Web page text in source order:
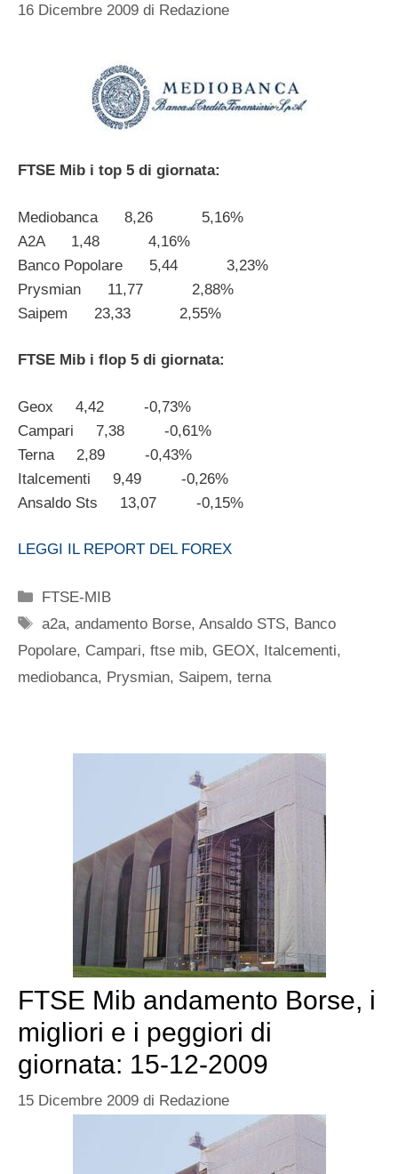
16 Dicembre 2009 di Redazione
FTSE Mib i top 5 di giornata:
Mediobanca 8,26 5,16%
A2A 1,48 4,16%
Banco Popolare 5,44 3,23%
Prysmian 11,77 2,88%
Saipem 23,33 2,55%
FTSE Mib i flop 5 di giornata:
Geox 4,42 -0,73%
Campari 7,38 -0,61%
Terna 2,89 -0,43%
Italcementi 9,49 -0,26%
Ansaldo Sts 13,07 -0,15%
LEGGI IL REPORT DEL FOREX
Categorie
FTSE-MIB
Tag
a2a,andamento Borse,Ansaldo STS, Banco
Popolare, Campari, ftse mib, GEOX, Italcementi,
mediobanca, Prysmian, Saipem, terna
FTSE Mib andamento Borse, i
migliori e i peggiori di
giornata: 15-12-2009
15 Dicembre 2009 di Redazione